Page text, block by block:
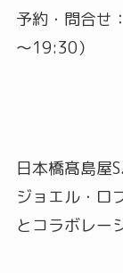
予約・問合
～19:30）
日本橋髙島屋
ジョエル・ロ
とコラボレー